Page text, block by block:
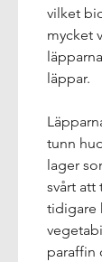
vilket
mycket
läppar.
tunn
lager
svårt att
tidigare
paraffin